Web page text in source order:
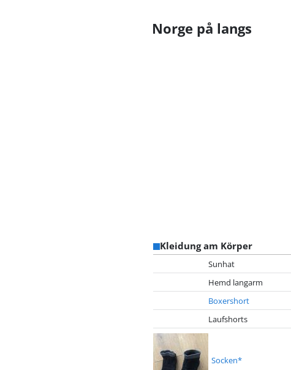
Norge på langs
Kleidung am Körper
Sunhat
Hemd langarm
Boxershort
Laufshorts
Socken*